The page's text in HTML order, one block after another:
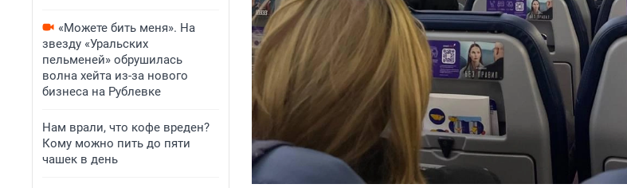
«Можете бить меня». На
звезду «Уральских
пельменей» обрушилась
волна хейта из-за нового
бизнеса на Рублевке
Нам врали, что кофе вреден?
Кому можно пить до пяти
чашек в день